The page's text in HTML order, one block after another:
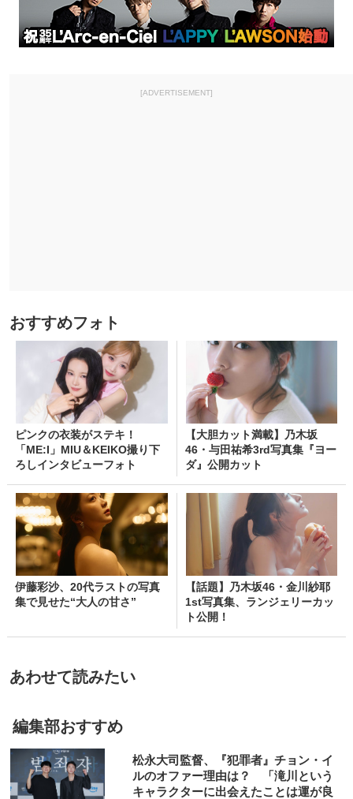
[ADVERTISEMENT]
おすすめフォト
ピンクの衣装がステキ！
「ME:I」MIU＆KEIKO撮り下
ろしインタビューフォト
【大胆カット満載】乃木坂
46・与田祐希3rd写真集『ヨー
ダ』公開カット
伊藤彩沙、20代ラストの写真
集で見せた“大人の甘さ”
【話題】乃木坂46・金川紗耶
1st写真集、ランジェリーカッ
ト公開！
あわせて読みたい
編集部おすすめ
松永大司監督、『犯罪者』チョン・イ
ルのオファー理由は？ 「滝川という
キャラクターに出会えたことは運が良